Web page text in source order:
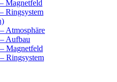
Magnetfeld
Ringsystem
Atmosphäre
Aufbau
Magnetfeld
Ringsystem